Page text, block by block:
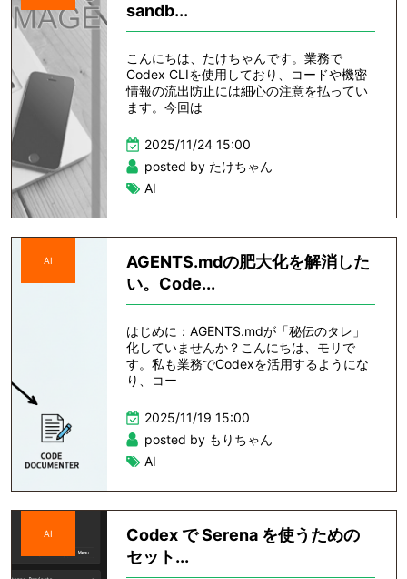
sandb...
こんにちは、たけちゃんです。業務で
Codex CLIを使用しており、コードや機密
情報の流出防止には細心の注意を払ってい
ます。今回は
2025/11/24 15:00
posted by たけちゃん
AI
AI
AGENTS.mdの肥大化を解消した
い。Code...
はじめに：AGENTS.mdが「秘伝のタレ」
化していませんか？こんにちは、モリで
す。私も業務でCodexを活用するようにな
り、コー
2025/11/19 15:00
posted by もりちゃん
AI
AI
Codex で Serena を使うための
セット...